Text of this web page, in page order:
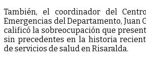
También, el coordinador del
Emergencias del Departamento, Juan
calificó la sobreocupación que
sin precedentes en la historia
de servicios de salud en Risaralda.